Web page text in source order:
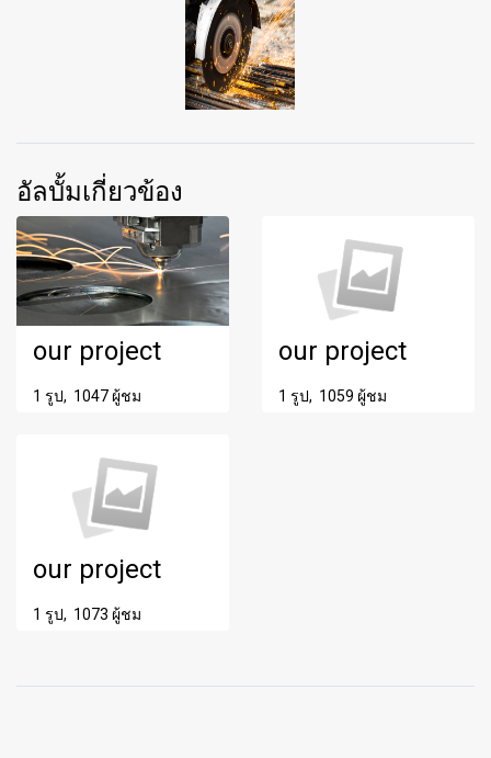
อัลบั้มเกี่ยวข้อง
our project
1 รูป, 1047 ผู้ชม
our project
1 รูป, 1059 ผู้ชม
our project
1 รูป, 1073 ผู้ชม